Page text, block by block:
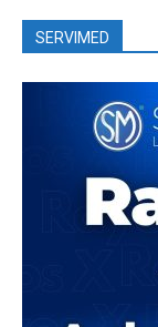
SERVIMED